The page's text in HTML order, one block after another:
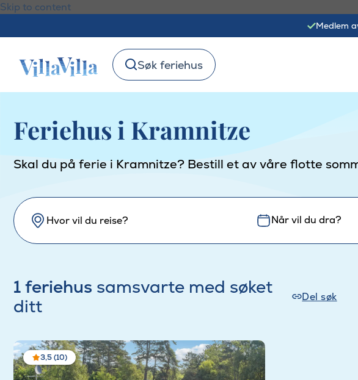
Skip to content
Medlem
Søk feriehus
Feriehus i Kramnitze
Skal du på ferie i Kramnitze? Bestill et av våre flotte
Hvor vil du reise? Når vil du dra?
1 feriehus samsvarte med søket
ditt
Del søk
3,5 (10)